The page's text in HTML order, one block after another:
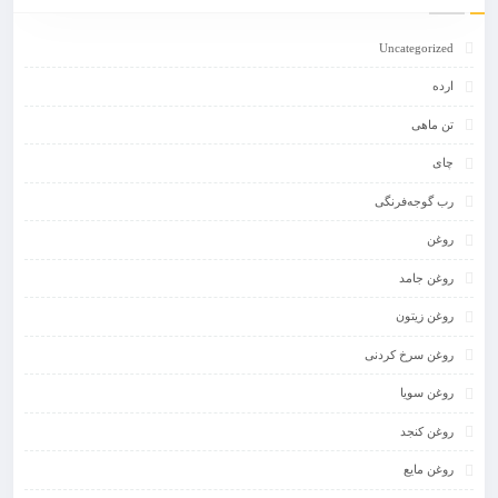
Uncategorized
ارده
تن ماهی
چای
رب گوجه‌فرنگی
روغن
روغن جامد
روغن زیتون
روغن سرخ کردنی
روغن سویا
روغن کنجد
روغن مایع